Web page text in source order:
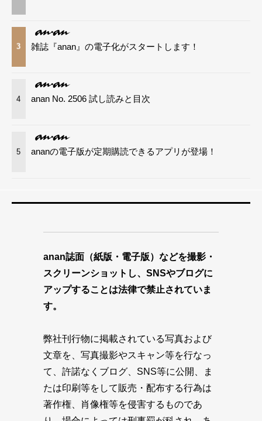
3 雑誌『anan』の電子化がスタートします！
4 anan No. 2506 試し読みと目次
5 ananの電子版が定期購読できるアプリが登場！
anan誌面（紙版・電子版）などを撮影・
スクリーンショットし、SNSやブログに
アップすることは法律で禁止されていま
す。
弊社刊行物に掲載されている写真および
文章を、写真撮影やスキャン等を行なっ
て、許諾なくブログ、SNS等に公開、ま
たは印刷等をして販売・配布する行為は
著作権、肖像権等を侵害するものであ